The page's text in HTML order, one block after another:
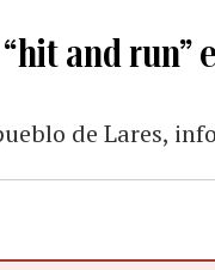
and run”
de Lares,